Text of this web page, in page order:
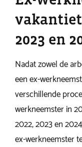
2023 en
Nadat zowel de
een ex-
verschillende
werkneemster in
2022, 2023 en
ex-werkneemster